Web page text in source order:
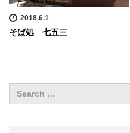
2018.6.1
そば処 七五三